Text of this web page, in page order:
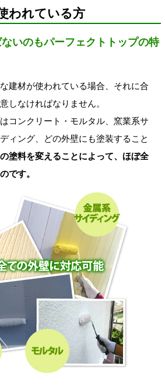
われている方
いのもパーフェクトトップの特
建材が使われている場合、それに合
しなければなりません。
コンクリート・モルタル、窯業系サ
ィング、どの外壁にも塗装すること
塗料を変えることによって、ほぼ全
です。